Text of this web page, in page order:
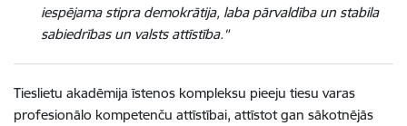
iespējama stipra demokrātija, laba pārvaldība un stabila
sabiedrības un valsts attīstība."
Tieslietu akadēmija īstenos kompleksu pieeju tiesu varas
profesionālo kompetenču attīstībai, attīstot gan sākotnējās